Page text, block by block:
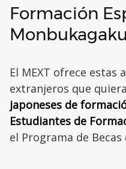
Formación
El MEXT ofrece estas
extranjeros que
japoneses de
Estudiantes de
el Programa de